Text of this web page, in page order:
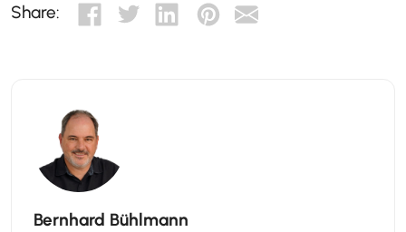
Share:
Bernhard Bühlmann